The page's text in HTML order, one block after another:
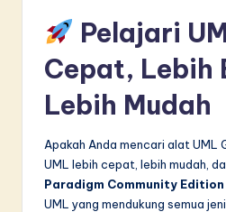
o
Pelajari
Cepat, Lebih
Lebih Mudah
Apakah Anda mencari alat UML
UML lebih cepat, lebih mudah,
Paradigm Community Edition
UML yang mendukung semua